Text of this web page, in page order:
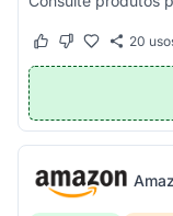
Este cupom
Este cupom não
20